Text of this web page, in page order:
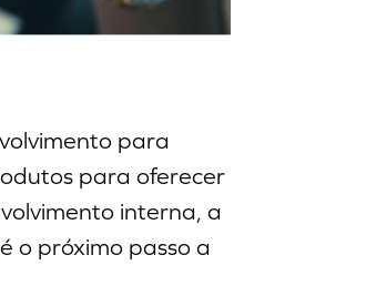
para
para oferecer
interna, a
é o próximo passo a